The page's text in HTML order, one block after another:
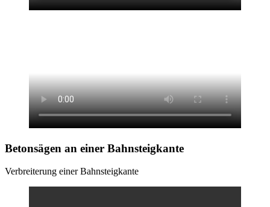
Betonsägen an einer Bahnsteigkante
Verbreiterung einer Bahnsteigkante